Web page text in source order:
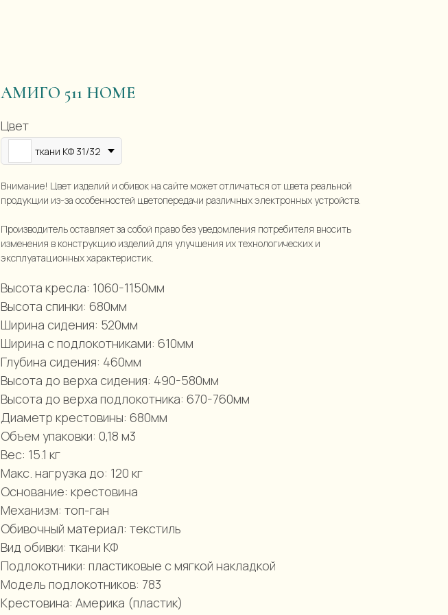
АМИГО 511 HOME
Цвет
ткани КФ 31/32
Внимание! Цвет изделий и обивок на сайте может отличаться от цвета реальной
продукции из-за особенностей цветопередачи различных электронных устройств.
Производитель оставляет за собой право без уведомления потребителя вносить
изменения в конструкцию изделий для улучшения их технологических и
эксплуатационных характеристик.
Высота кресла: 1060-1150мм
Высота спинки: 680мм
Ширина сидения: 520мм
Ширина с подлокотниками: 610мм
Глубина сидения: 460мм
Высота до верха сидения: 490-580мм
Высота до верха подлокотника: 670-760мм
Диаметр крестовины: 680мм
Объем упаковки: 0,18 м3
Вес: 15.1 кг
Макс. нагрузка до: 120 кг
Основание: крестовина
Механизм: топ-ган
Обивочный материал: текстиль
Вид обивки: ткани КФ
Подлокотники: пластиковые с мягкой накладкой
Модель подлокотников: 783
Крестовина: Америка (пластик)